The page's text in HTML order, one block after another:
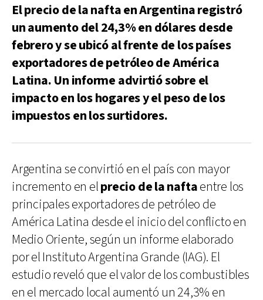
El precio de la nafta en Argentina registró
un aumento del 24,3% en dólares desde
febrero y se ubicó al frente de los países
exportadores de petróleo de América
Latina. Un informe advirtió sobre el
impacto en los hogares y el peso de los
impuestos en los surtidores.
Argentina se convirtió en el país con mayor
incremento en elprecio de la naftaentre los
principales exportadores de petróleo de
América Latina desde el inicio del conflicto en
Medio Oriente, según un informe elaborado
por el Instituto Argentina Grande (IAG). El
estudio reveló que el valor de los combustibles
en el mercado local aumentó un 24,3% en